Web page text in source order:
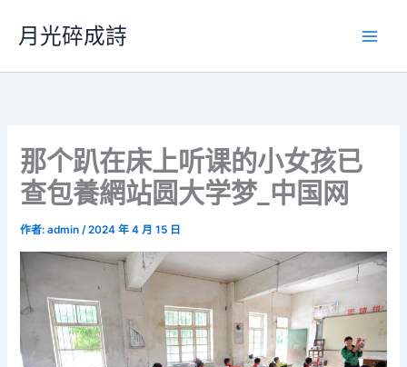
要
月光碎成詩
那个趴在床上听课的小女孩已
查包養網站圆大学梦_中国网
作者:admin/2024 年 4 月 15 日